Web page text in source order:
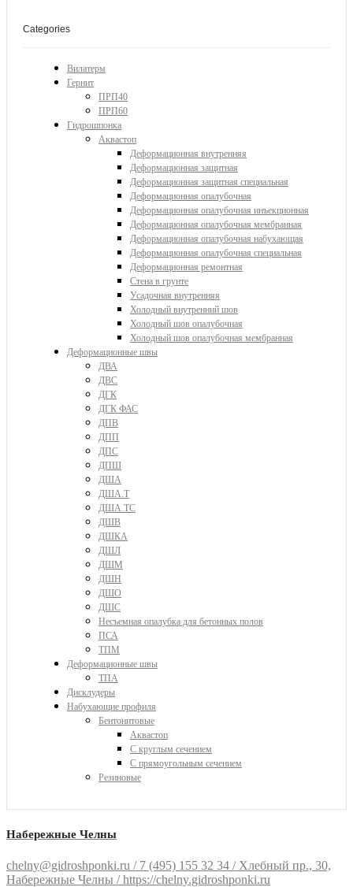
Categories
Вилатерм
Гернит
ПРП40
ПРП60
Гидрошпонка
Аквастоп
Деформационная внутренняя
Деформационная защитная
Деформационная защитная специальная
Деформационная опалубочная
Деформационная опалубочная инъекционная
Деформационная опалубочная мембранная
Деформационная опалубочная набухающая
Деформационная опалубочная специальная
Деформационная ремонтная
Стена в грунте
Усадочная внутренняя
Холодный внутренний шов
Холодный шов опалубочная
Холодный шов опалубочная мембранная
Деформационные швы
ДВА
ДВС
ДГК
ДГК ФАС
ДПВ
ДПП
ДПС
ДПШ
ДША
ДША.Т
ДША.ТС
ДШВ
ДШКА
ДШЛ
ДШМ
ДШН
ДШО
ДШС
Несъемная опалубка для бетонных полов
ПСА
ТПМ
Деформационные швы
ТПА
Дисклудеры
Набухающие профиля
Бентонитовые
Аквастоп
С круглым сечением
С прямоугольным сечением
Резиновые
Набережные Челны
chelny@gidroshponki.ru / 7 (495) 155 32 34 / Хлебный пр., 30,
Набережные Челны / https://chelny.gidroshponki.ru